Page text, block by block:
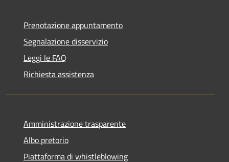
Prenotazione appuntamento
Segnalazione disservizio
Leggi le FAQ
Richiesta assistenza
Amministrazione trasparente
Albo pretorio
Piattaforma di whistleblowing